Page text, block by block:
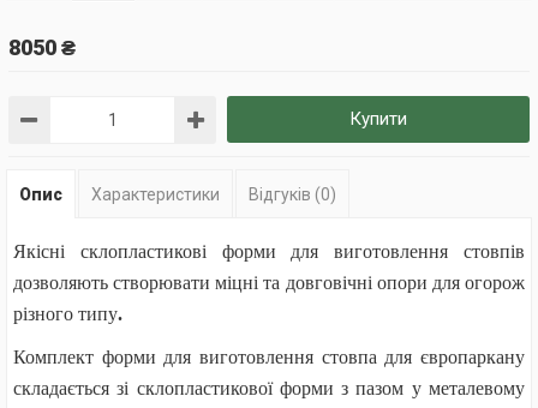
8050 ₴
Купити
Опис Характеристики Відгуків (0)
Якісні склопластикові форми для виготовлення стовпів
дозволяють створювати міцні та довговічні опори для огорож
різного типу.
Комплект форми для виготовлення стовпа для європаркану
складається зі склопластикової форми з пазом у металевому